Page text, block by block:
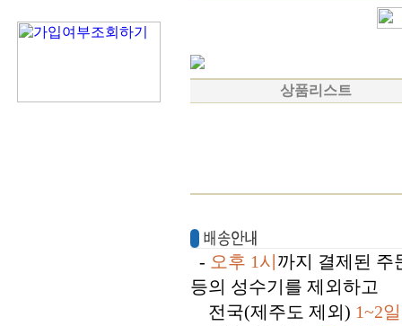
상품리스트
- 오후 1시 까지 결제된 주
등의 성수기를 제외하고
전국(제주도 제외) 1~2일